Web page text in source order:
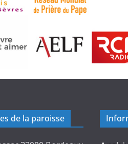
de la paroisse